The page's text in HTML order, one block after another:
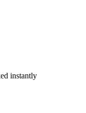
instantly